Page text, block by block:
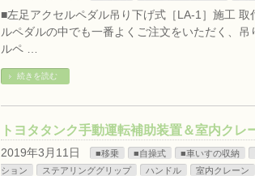
■左足アクセルペダル吊り下げ式［LA-1］施工
ルペダルの中でも一番よくご注文をいただく、
ルペ …
続きを読む
トヨタタンク手動運転補助装置＆室内クレ
2019年3月11日 ■移乗 ■自操式 ■車いすの収納
ション
ステアリンググリップ ハンドル 室内クレーン